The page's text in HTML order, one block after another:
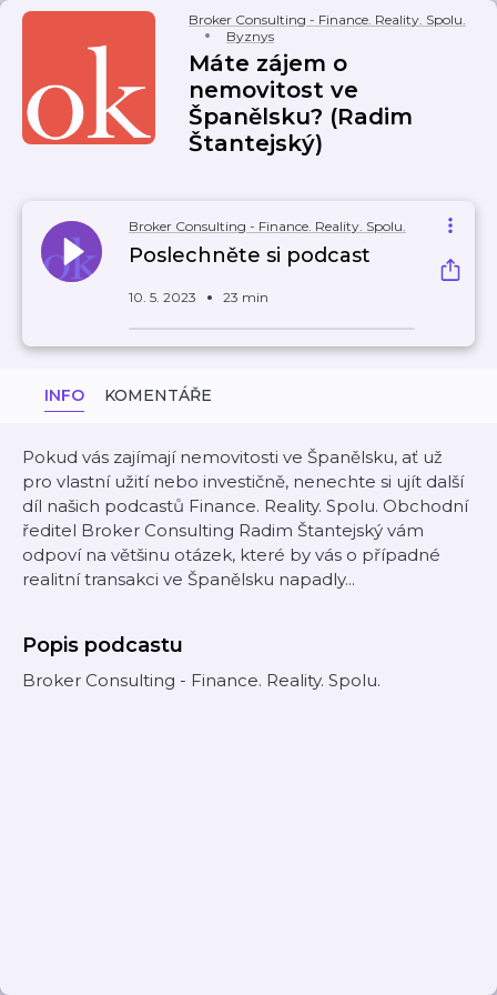
Broker Consulting - Finance. Reality. Spolu.
Byznys
Máte zájem o
nemovitost ve
Španělsku? (Radim
Štantejský)
Broker Consulting - Finance. Reality. Spolu.
Poslechněte si podcast
10. 5. 2023 23 min
INFO KOMENTÁŘE
Pokud vás zajímají nemovitosti ve Španělsku, ať už
pro vlastní užití nebo investičně, nenechte si ujít další
díl našich podcastů Finance. Reality. Spolu. Obchodní
ředitel Broker Consulting Radim Štantejský vám
odpoví na většinu otázek, které by vás o případné
realitní transakci ve Španělsku napadly...
Popis podcastu
Broker Consulting - Finance. Reality. Spolu.